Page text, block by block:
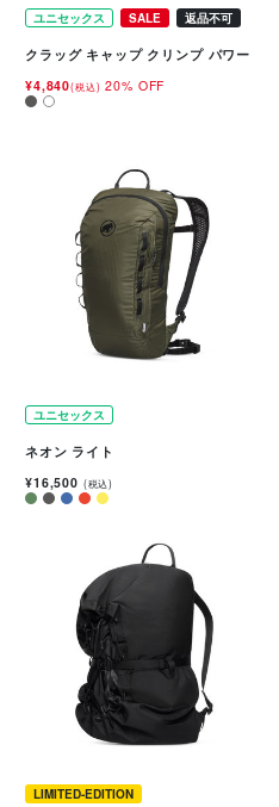
ユニセックス SALE 返品不可
クラッグ キャップ クリンプ パワー
¥4,840(税込) 20% OFF
ユニセックス
ネオン ライト
¥16,500 (税込)
LIMITED-EDITION